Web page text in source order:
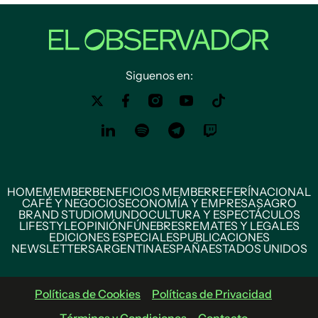
Siguenos en:
HOMEMEMBERBENEFICIOS MEMBERREFERÍNACIONAL
CAFÉ Y NEGOCIOSECONOMÍA Y EMPRESASAGRO
BRAND STUDIOMUNDOCULTURA Y ESPECTÁCULOS
LIFESTYLEOPINIÓNFÚNEBRESREMATES Y LEGALES
EDICIONES ESPECIALESPUBLICACIONES
NEWSLETTERSARGENTINAESPAÑAESTADOS UNIDOS
Políticas de Cookies
Políticas de Privacidad